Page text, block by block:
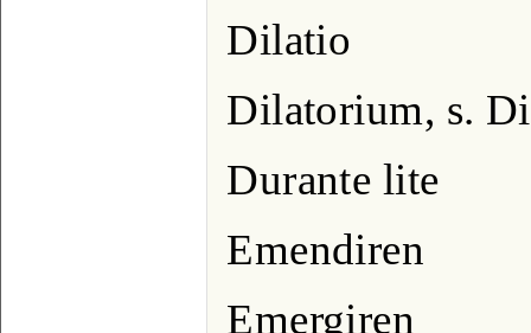
Dilatio
Dilatorium, s.
Durante lite
Emendiren
Emergiren